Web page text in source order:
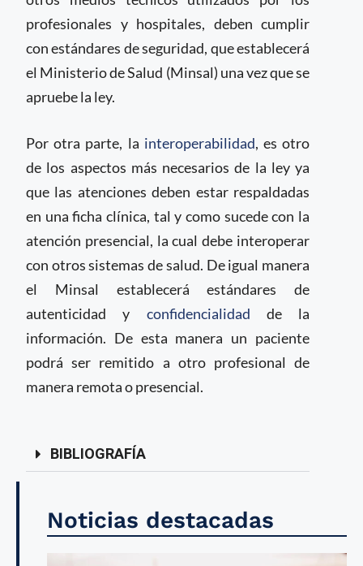
profesionales y hospitales, deben cumplir
con estándares de seguridad, que establecerá
el Ministerio de Salud (Minsal) una vez que se
apruebe la ley.
Por otra parte, la interoperabilidad, es otro
de los aspectos más necesarios de la ley ya
que las atenciones deben estar respaldadas
en una ficha clínica, tal y como sucede con la
atención presencial, la cual debe interoperar
con otros sistemas de salud. De igual manera
el Minsal establecerá estándares de
autenticidad y confidencialidad de la
información. De esta manera un paciente
podrá ser remitido a otro profesional de
manera remota o presencial.
BIBLIOGRAFÍA
Noticias destacadas